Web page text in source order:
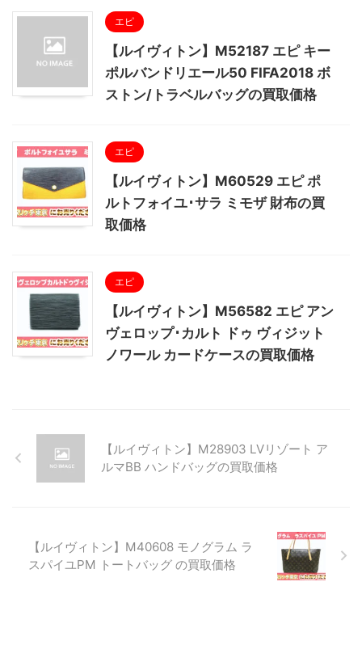
エピ
【ルイヴィトン】M52187 エピ キー
ポルバンドリエール50 FIFA2018 ボ
ストン/トラベルバッグの買取価格
エピ
【ルイヴィトン】M60529 エピ ポ
ルトフォイユ･サラ ミモザ 財布の買
取価格
エピ
【ルイヴィトン】M56582 エピ アン
ヴェロップ･カルト ドゥ ヴィジット
ノワール カードケースの買取価格
【ルイヴィトン】M28903 LVリゾート ア
ルマBB ハンドバッグの買取価格
【ルイヴィトン】M40608 モノグラム ラ
スパイユPM トートバッグ の買取価格